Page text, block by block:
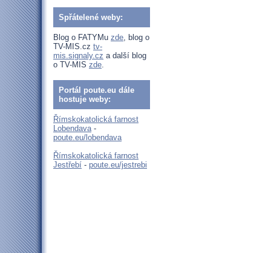
Spřátelené weby:
Blog o FATYMu zde, blog o
TV-MIS.cz tv-
mis.signaly.cz a další blog
o TV-MIS zde.
Portál poute.eu dále
hostuje weby:
Římskokatolická farnost
Lobendava-
poute.eu/lobendava
Římskokatolická farnost
Jestřebí - poute.eu/jestrebi